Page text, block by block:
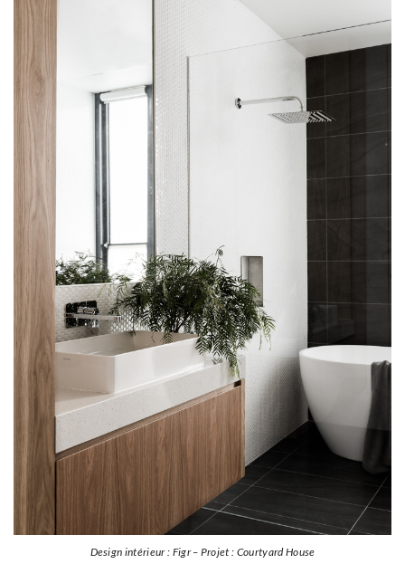
Design intérieur : Figr – Projet : Courtyard House